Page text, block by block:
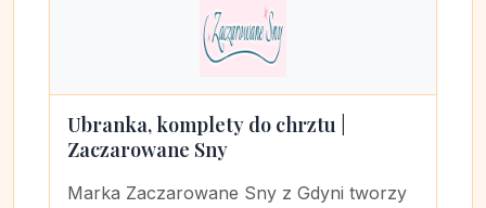
Ubranka, komplety do chrztu |
Zaczarowane Sny
Marka Zaczarowane Sny z Gdyni tworzy